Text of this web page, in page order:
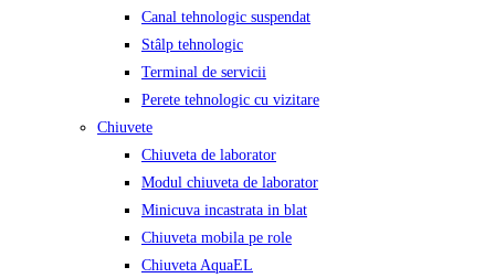
Canal tehnologic suspendat
Stâlp tehnologic
Terminal de servicii
Perete tehnologic cu vizitare
Chiuvete
Chiuveta de laborator
Modul chiuveta de laborator
Minicuva incastrata in blat
Chiuveta mobila pe role
Chiuveta AquaEL